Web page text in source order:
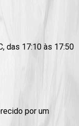
das 17:10 às 17:50
por um